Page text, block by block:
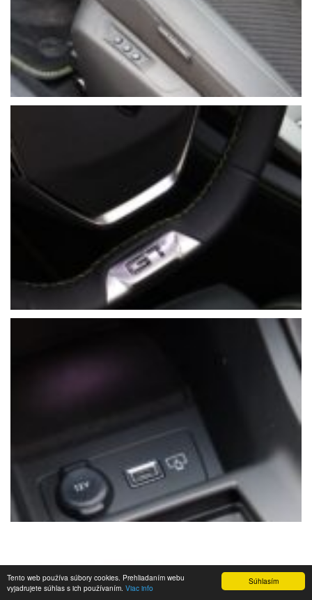
Súhlasím
Tento web používa súbory cookies. Prehliadaním webu
vyjadrujete súhlas s ich používaním. Viac info